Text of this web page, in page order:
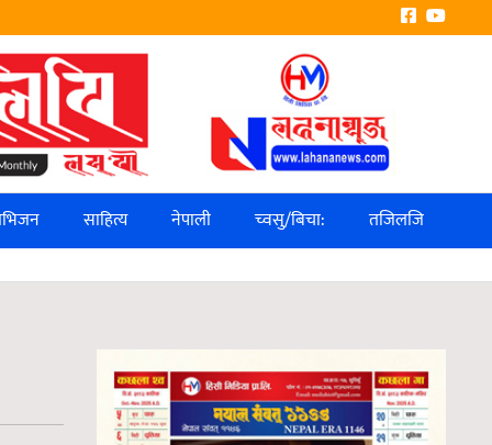
साहित्य नेपाली च्वसु/बिचा: तजिलजि